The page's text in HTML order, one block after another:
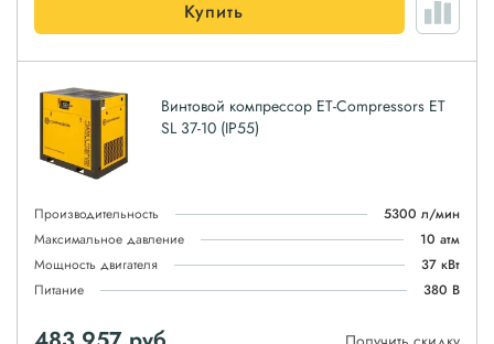
Купить
Винтовой компрессор ET-Compressors ET
SL 37-10 (IP55)
Производительность
5300 л/мин
Максимальное давление
10 атм
Мощность двигателя
37 кВт
Питание
380 В